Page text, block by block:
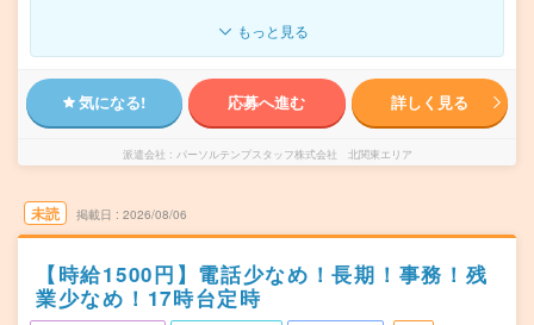
もっと見る
気になる! 応募へ進む 詳しく見る
派遣会社 パーソルテンプスタッフ株式会社 北関東エリア
未読 掲載日 2026/08/06
【時給1500円】電話少なめ！長期！事務！残
業少なめ！17時台定時